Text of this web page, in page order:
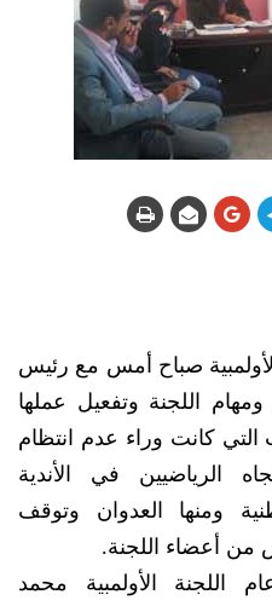
صباح أمس مع رئيس
اللجنة وتفعيل عملها
التي كانت وراء عدم انتظام
الرياضيين في الأندية
ومنها العدوان وتوقف
من أعضاء اللجنة.
اللجنة الأولمبية محمد